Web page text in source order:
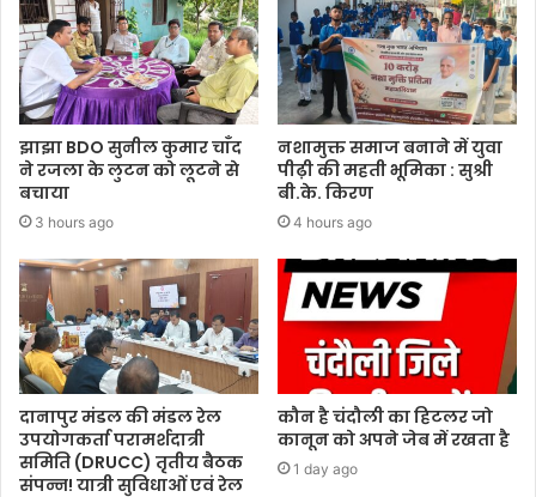
झाझा BDO सुनील कुमार चाँद
ने रजला के लुटन को लूटने से
बचाया
3 hours ago
नशामुक्त समाज बनाने में युवा
पीढ़ी की महती भूमिका : सुश्री
बी.के. किरण
4 hours ago
दानापुर मंडल की मंडल रेल
उपयोगकर्ता परामर्शदात्री
समिति (DRUCC) तृतीय बैठक
संपन्न! यात्री सुविधाओं एवं रेल
कौन है चंदौली का हिटलर जो
कानून को अपने जेब में रखता है
1 day ago